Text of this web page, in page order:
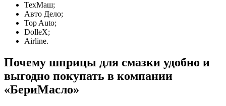
ТехМаш;
Авто Дело;
Top Auto;
DolleX;
Airline.
Почему шприцы для смазки удобно и
выгодно покупать в компании
«БериМасло»